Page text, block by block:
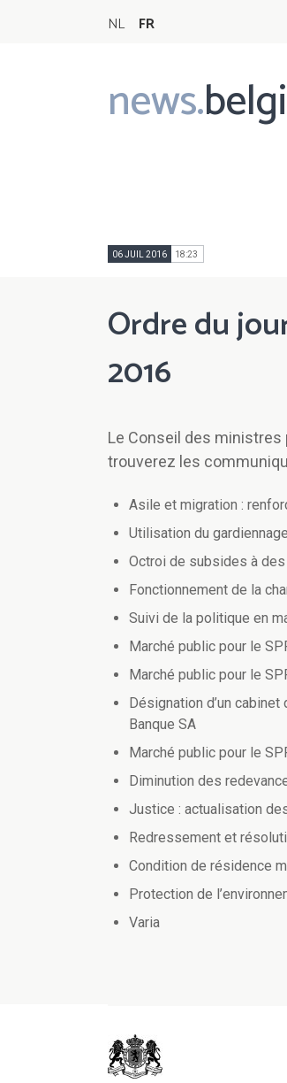
NL FR
news.
Main
navigation
06 JUIL 2016 18:23
Ordre du
2016
Le Conseil des
trouverez les
Asile et migration :
Utilisation du
Octroi de subsides à
Fonctionnement de la
Suivi de la politique en
Marché public pour le
Marché public pour le
Désignation d’un
Banque SA
Marché public pour le
Diminution des
Justice : actualisation
Redressement et
Condition de résidence
Protection de
Varia